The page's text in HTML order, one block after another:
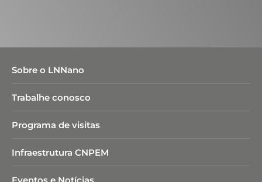
Sobre o LNNano
Trabalhe conosco
Programa de visitas
Infraestrutura CNPEM